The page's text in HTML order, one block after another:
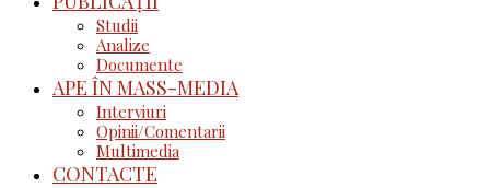
Studii
Analize
Documente
APE ÎN MASS-MEDIA
Interviuri
Opinii/Comentarii
Multimedia
CONTACTE